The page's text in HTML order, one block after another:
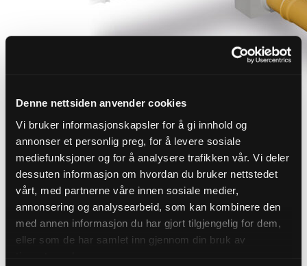
Denne nettsiden anvender cookies
Vi bruker informasjonskapsler for å gi innhold og
annonser et personlig preg, for å levere sosiale
mediefunksjoner og for å analysere trafikken vår. Vi deler
dessuten informasjon om hvordan du bruker nettstedet
vårt, med partnerne våre innen sosiale medier,
annonsering og analysearbeid, som kan kombinere den
med annen informasjon du har gjort tilgjengelig for dem,
eller som de har samlet inn gjennom din bruk av
Finn riktig overvannsløsning for
ditt prosjekt
Robuste løsninger som sikrer effektiv avledning og
håndtering av overvann. Vi leverer produkter for